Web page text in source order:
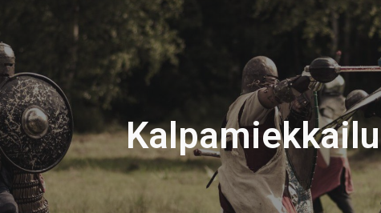
Skip to navigation
Kalpamiekkailu